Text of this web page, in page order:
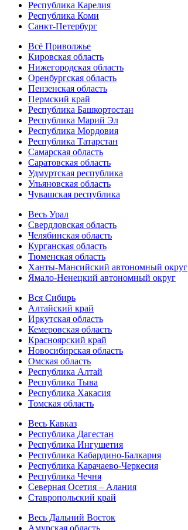
Республика Карелия
Республика Коми
Санкт-Петербург
Всё Приволжье
Кировская область
Нижегородская область
Оренбургская область
Пензенская область
Пермский край
Республика Башкортостан
Республика Марий Эл
Республика Мордовия
Республика Татарстан
Самарская область
Саратовская область
Удмуртская республика
Ульяновская область
Чувашская республика
Весь Урал
Свердловская область
Челябинская область
Курганская область
Тюменская область
Ханты-Мансийский автономный округ
Ямало-Ненецкий автономный округ
Вся Сибирь
Алтайский край
Иркутская область
Кемеровская область
Красноярский край
Новосибирская область
Омская область
Республика Алтай
Республика Тыва
Республика Хакасия
Томская область
Весь Кавказ
Республика Дагестан
Республика Ингушетия
Республика Кабардино-Балкария
Республика Карачаево-Черкесия
Республика Чечня
Северная Осетия – Алания
Ставропольский край
Весь Дальний Восток
Амурская область